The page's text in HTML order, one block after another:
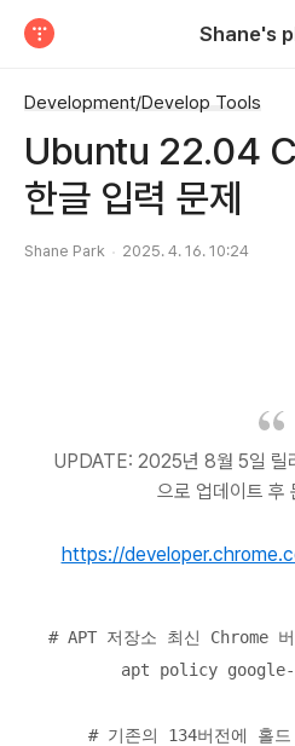
Shane's
Development/Develop Tools
Ubuntu 22.04
한글 입력 문제
Shane Park 2025. 4. 16. 10:24
UPDATE: 2025년 8월 5일 릴
으로 업데이트 후
https://
# APT 저장소 최신 Chrome
apt policy google-
# 기존의 134버전에 홀